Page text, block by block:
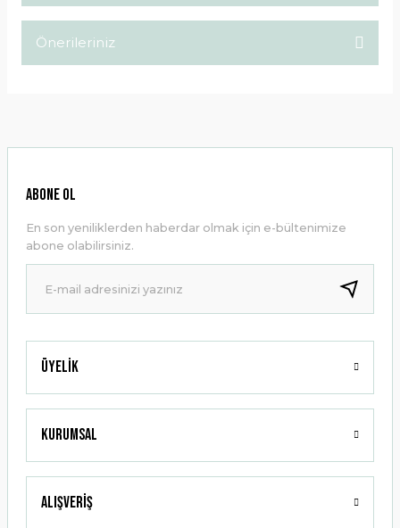
Önerileriniz
Ürün resmi kalitesiz, bozuk veya görüntülenemiyor.
Ürün bilgilerinde hatalar bulunuyor.
Ürün fiyatı diğer sitelerden daha pahalı.
Bu ürüne benzer farklı alternatifler olmalı.
Gönder
Üyelik
Kurumsal
Alışveriş
ABONE OL
En son yeniliklerden haberdar olmak için e-bültenimize
abone olabilirsiniz.